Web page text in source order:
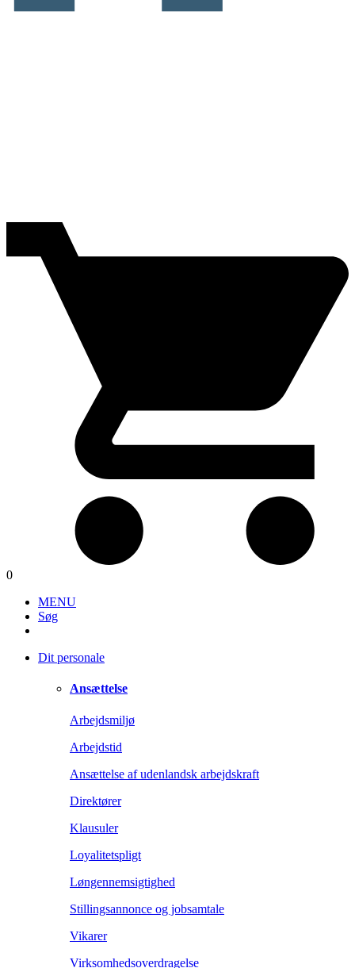
0
MENU
Søg
Dit personale
Ansættelse
Arbejdsmiljø
Arbejdstid
Ansættelse af udenlandsk arbejdskraft
Direktører
Klausuler
Loyalitetspligt
Løngennemsigtighed
Stillingsannonce og jobsamtale
Vikarer
Virksomhedsoverdragelse